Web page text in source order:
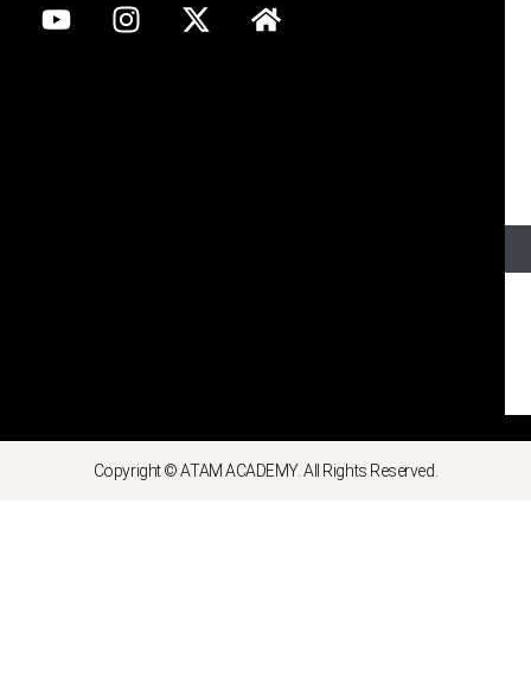
Copyright © ATAM ACADEMY. All Rights Reserved.